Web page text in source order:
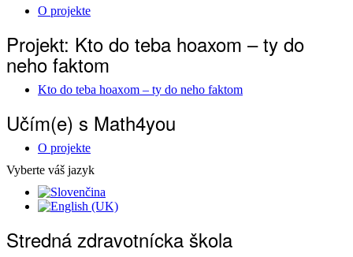
O projekte
Projekt: Kto do teba hoaxom – ty do
neho faktom
Kto do teba hoaxom – ty do neho faktom
Učím(e) s Math4you
O projekte
Vyberte váš jazyk
Stredná zdravotnícka škola